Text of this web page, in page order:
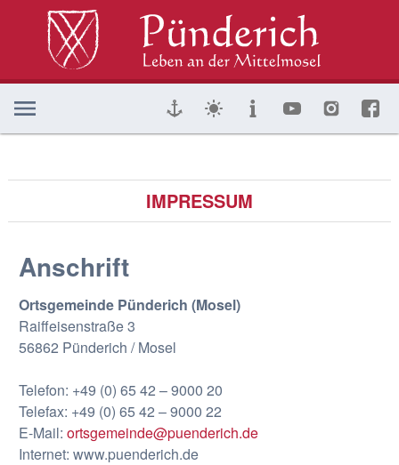
IMPRESSUM
Anschrift
Ortsgemeinde Pünderich (Mosel)
Raiffeisenstraße 3
56862 Pünderich / Mosel
Telefon: +49 (0) 65 42 – 9000 20
Telefax: +49 (0) 65 42 – 9000 22
E-Mail: ortsgemeinde@puenderich.de
Internet: www.puenderich.de